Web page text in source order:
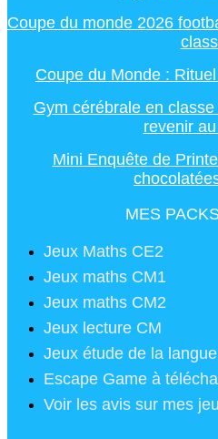
Coupe du monde 2026
Coupe du Monde :
Gym cérébrale en
revenir
Mini Enquête de
MES
Jeux Maths CE2
Jeux maths CM1
Jeux maths CM2
Jeux lecture CM
Jeux étude de la
Escape Game à
Voir les avis sur mes